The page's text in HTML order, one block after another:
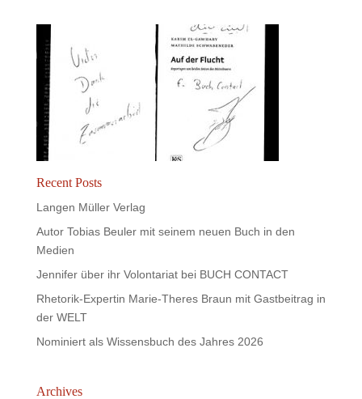
Recent Posts
Langen Müller Verlag
Autor Tobias Beuler mit seinem neuen Buch in den
Medien
Jennifer über ihr Volontariat bei BUCH CONTACT
Rhetorik-Expertin Marie-Theres Braun mit Gastbeitrag in
der WELT
Nominiert als Wissensbuch des Jahres 2026
Archives